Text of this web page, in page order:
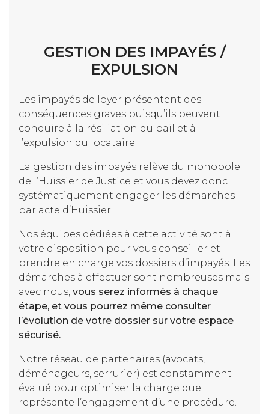
GESTION DES IMPAYÉS /
EXPULSION
Les impayés de loyer présentent des
conséquences graves puisqu’ils peuvent
conduire à la résiliation du bail et à
l’expulsion du locataire.
La gestion des impayés relève du monopole
de l’Huissier de Justice et vous devez donc
systématiquement engager les démarches
par acte d’Huissier.
Nos équipes dédiées à cette activité sont à
votre disposition pour vous conseiller et
prendre en charge vos dossiers d’impayés. Les
démarches à effectuer sont nombreuses mais
avec nous, vous serez informés à chaque
étape, et vous pourrez même consulter
l’évolution de votre dossier sur votre espace
sécurisé.
Notre réseau de partenaires (avocats,
déménageurs, serrurier) est constamment
évalué pour optimiser la charge que
représente l’engagement d’une procédure.